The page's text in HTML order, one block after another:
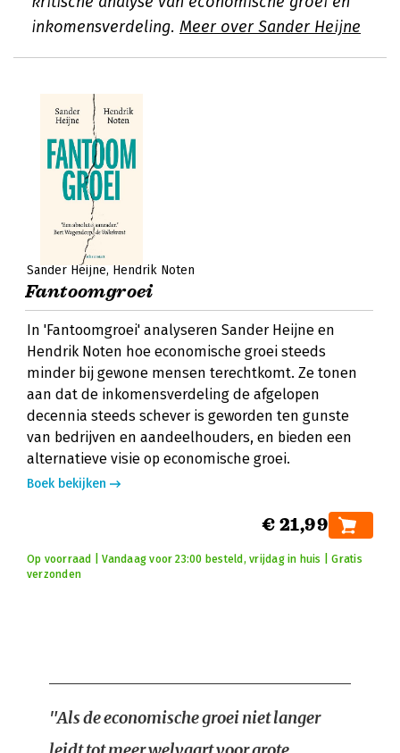
inkomensverdeling. Meer over Sander Heijne
Sander Heijne Hendrik Noten
Fantoomgroei
In 'Fantoomgroei' analyseren Sander Heijne en
Hendrik Noten hoe economische groei steeds
minder bij gewone mensen terechtkomt. Ze tonen
aan dat de inkomensverdeling de afgelopen
decennia steeds schever is geworden ten gunste
van bedrijven en aandeelhouders, en bieden een
alternatieve visie op economische groei.
Boek bekijken
€ 21,99
Op voorraad | Vandaag voor 23:00 besteld, vrijdag in huis | Gratis
verzonden
"Als de economische groei niet langer